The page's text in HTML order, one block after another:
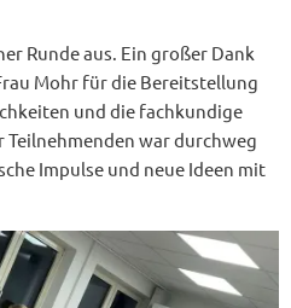
Runde aus. Ein großer Dank
Mohr für die Bereitstellung
und die fachkundige
Teilnehmenden war durchweg
Impulse und neue Ideen mit